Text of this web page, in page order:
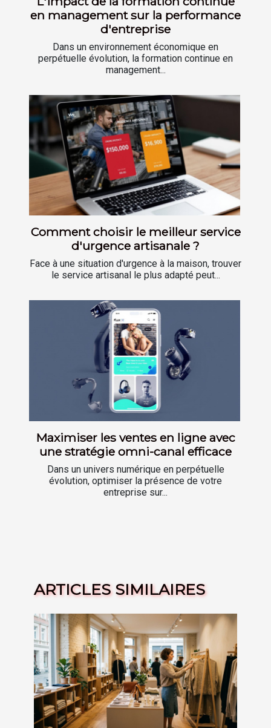
en management sur la performance
d'entreprise
Dans un environnement économique en
perpétuelle évolution, la formation continue en
management...
Comment choisir le meilleur service
d'urgence artisanale ?
Face à une situation d'urgence à la maison, trouver
le service artisanal le plus adapté peut...
Maximiser les ventes en ligne avec
une stratégie omni-canal efficace
Dans un univers numérique en perpétuelle
évolution, optimiser la présence de votre
entreprise sur...
ARTICLES SIMILAIRES